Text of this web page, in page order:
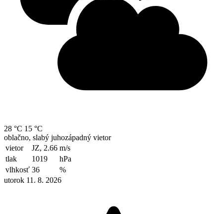
28 °C 15 °C
oblačno, slabý juhozápadný vietor
vietor
JZ, 2.66 m/s
tlak
1019
hPa
vlhkosť 36
%
utorok 11. 8. 2026